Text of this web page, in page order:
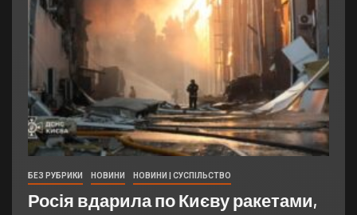
БЕЗ РУБРИКИ НОВИНИ НОВИНИ | СУСПІЛЬСТВО
Росія вдарила по Києву ракетами,